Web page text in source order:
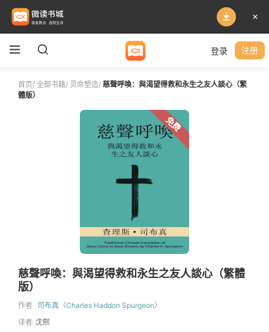
登录 注册
首页/ 全部书籍/ 灵命塑造/ 慈聲呼喚：與渴望得救和永生之友人談心（繁
體版）
免费
慈聲呼喚：與渴望得救和永生之友人談心（繁體
版）
作者 司布真（Charles Haddon Spurgeon）
译者 沈熙